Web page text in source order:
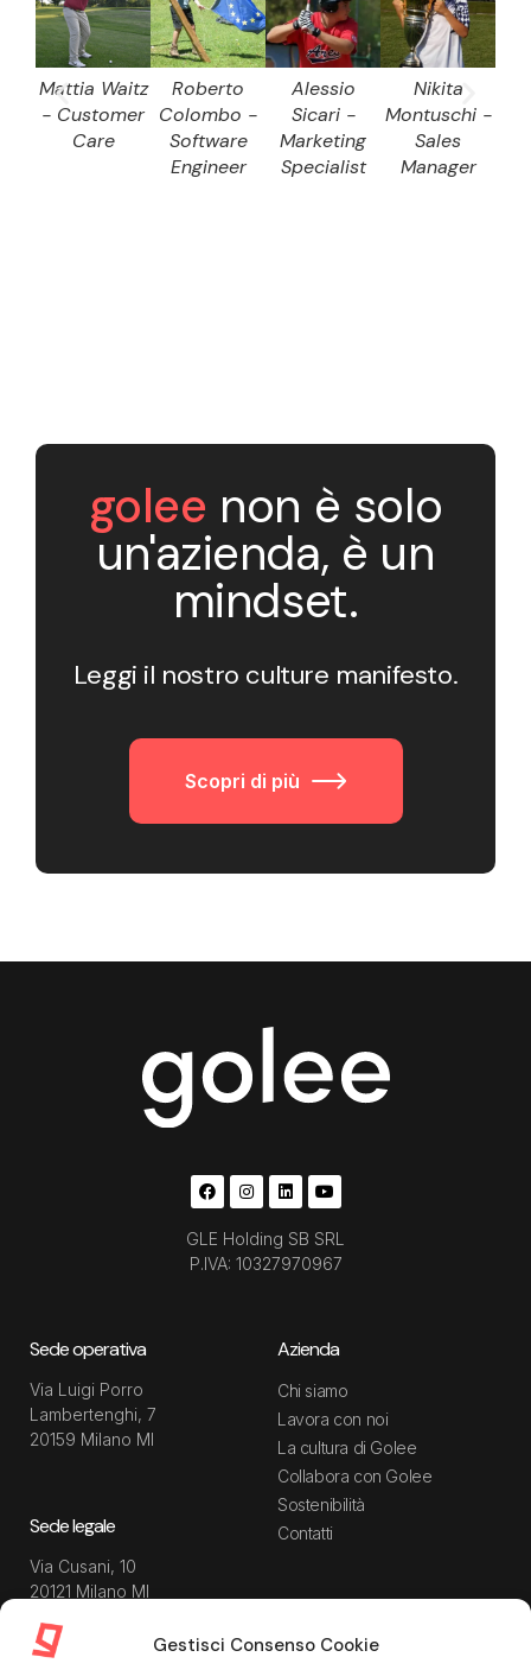
Gestisci Consenso Cookie
Mattia Waitz
- Customer
Care
Roberto
Colombo -
Software
Engineer
Alessio
Sicari -
Marketing
Specialist
Nikita
Montuschi -
Sales
Manager
golee non è solo
un'azienda, è un
mindset.
Leggi il nostro culture manifesto.
Scopri di più
GLE Holding SB SRL
P.IVA: 10327970967
Sede operativa
Via Luigi Porro
Lambertenghi, 7
20159 Milano MI
Sede legale
Via Cusani, 10
20121 Milano MI
Azienda
Chi siamo
Lavora con noi
La cultura di Golee
Collabora con Golee
Sostenibilità
Contatti